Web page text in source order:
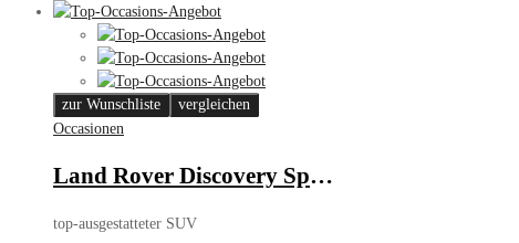
zur Wunschliste
vergleichen
Occasionen
Land Rover Discovery Sport TD4
top-ausgestatteter SUV